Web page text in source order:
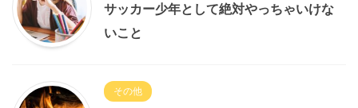
サッカー少年として絶対やっちゃいけな
いこと
その他